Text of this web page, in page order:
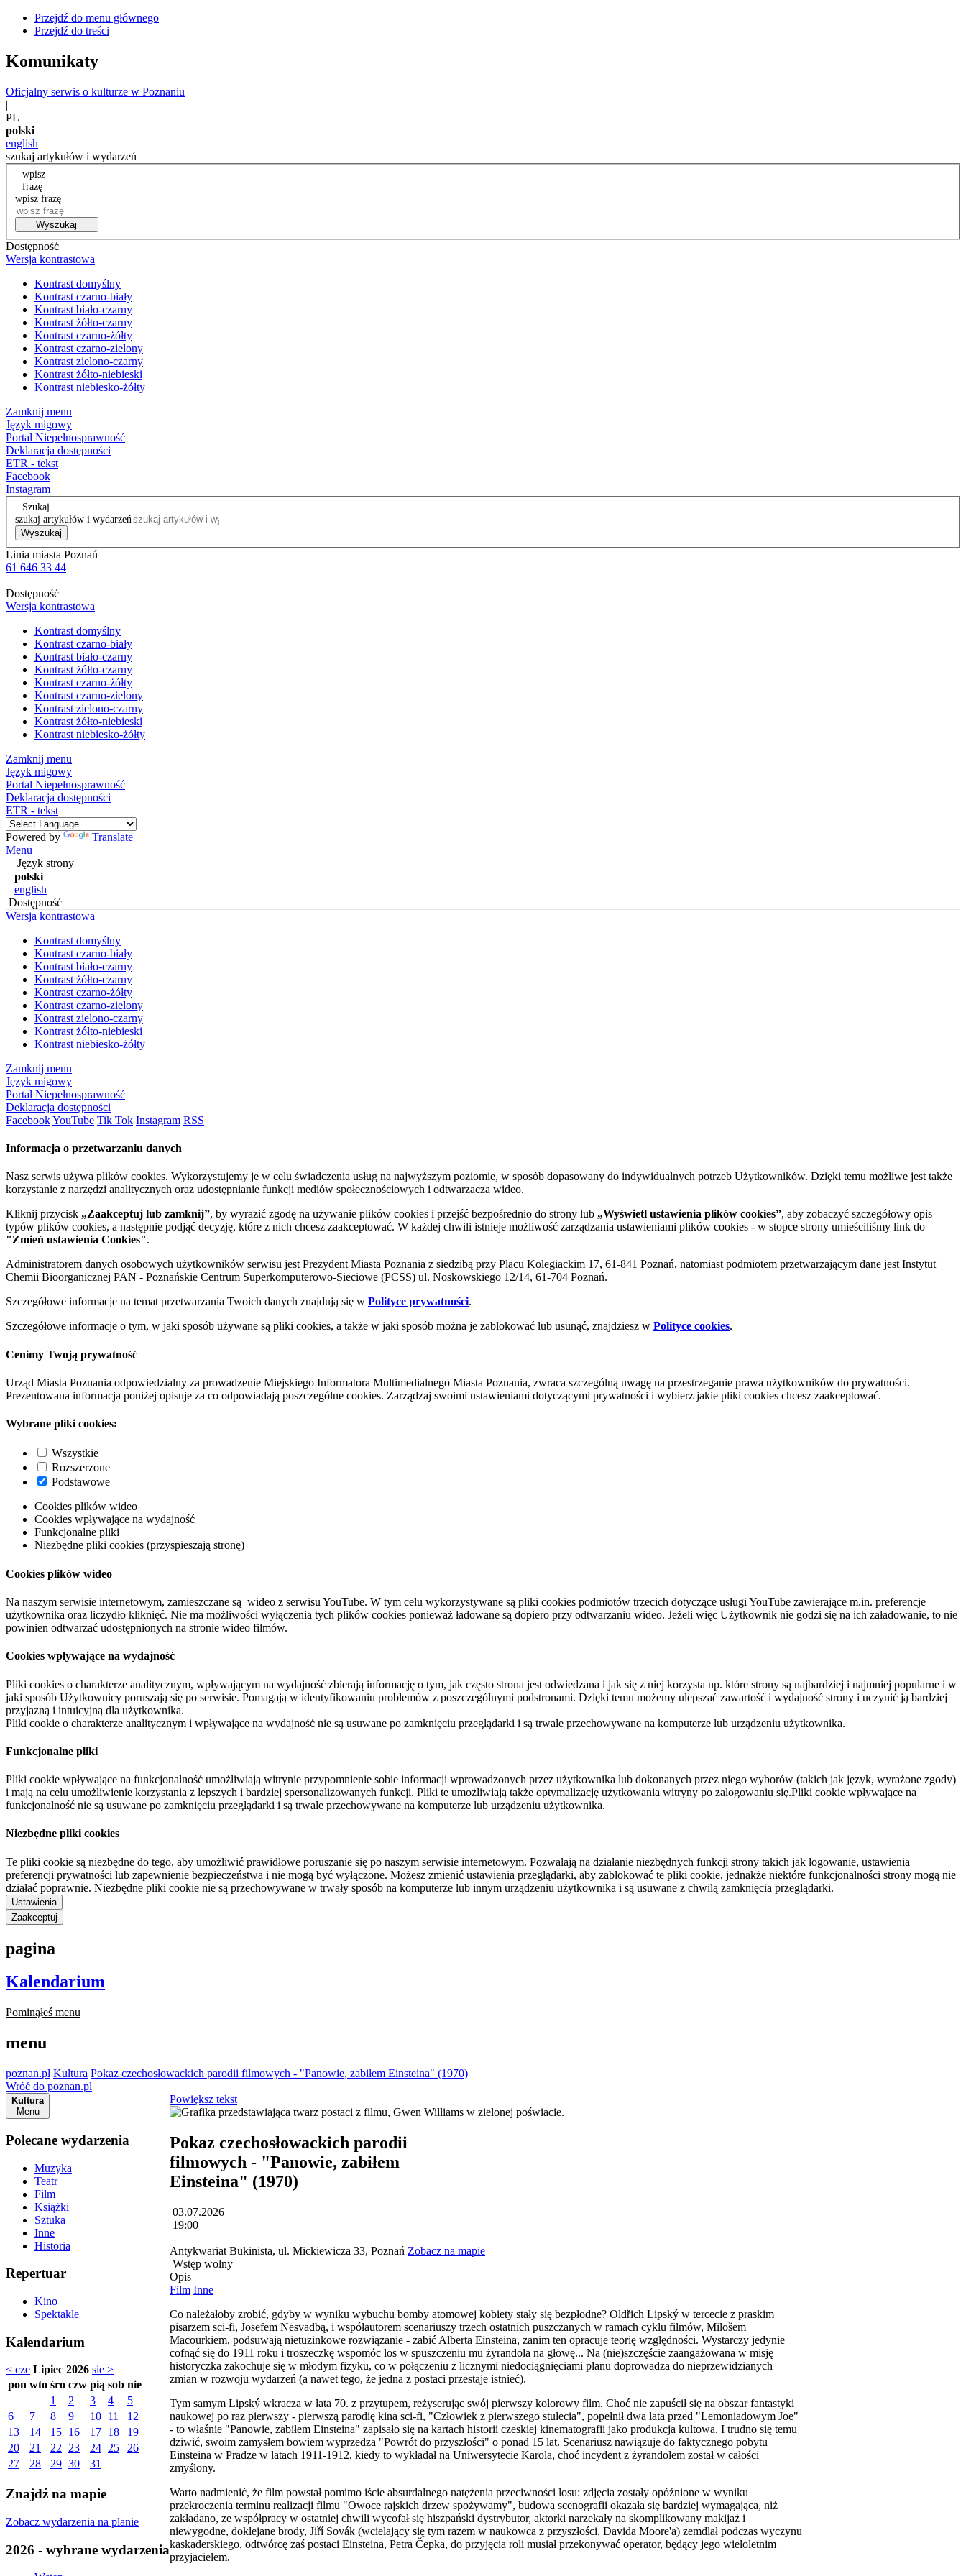
Przejdź do menu głównego
Przejdź do treści
Komunikaty
Oficjalny serwis o kulturze w Poznaniu
|
PL
polski
english
szukaj artykułów i wydarzeń
wpisz
frazę
wpisz frazę
Wyszukaj
Dostępność
Wersja kontrastowa
Kontrast domyślny
Kontrast czarno-biały
Kontrast biało-czarny
Kontrast żółto-czarny
Kontrast czarno-żółty
Kontrast czarno-zielony
Kontrast zielono-czarny
Kontrast żółto-niebieski
Kontrast niebiesko-żółty
Zamknij menu
Język migowy
Portal Niepełnosprawność
Deklaracja dostępności
ETR - tekst
Facebook
Instagram
Szukaj
szukaj artykułów i wydarzeń
Wyszukaj
Linia miasta Poznań
61 646 33 44
Dostępność
Wersja kontrastowa
Kontrast domyślny
Kontrast czarno-biały
Kontrast biało-czarny
Kontrast żółto-czarny
Kontrast czarno-żółty
Kontrast czarno-zielony
Kontrast zielono-czarny
Kontrast żółto-niebieski
Kontrast niebiesko-żółty
Zamknij menu
Język migowy
Portal Niepełnosprawność
Deklaracja dostępności
ETR - tekst
Powered by
Translate
Menu
Język strony
polski
english
Dostępność
Wersja kontrastowa
Kontrast domyślny
Kontrast czarno-biały
Kontrast biało-czarny
Kontrast żółto-czarny
Kontrast czarno-żółty
Kontrast czarno-zielony
Kontrast zielono-czarny
Kontrast żółto-niebieski
Kontrast niebiesko-żółty
Zamknij menu
Język migowy
Portal Niepełnosprawność
Deklaracja dostępności
FacebookYouTube Tik Tok Instagram RSS
Informacja o przetwarzaniu danych
Nasz serwis używa plików cookies. Wykorzystujemy je w celu świadczenia usług na najwyższym poziomie, w sposób dopasowany do indywidualnych potrzeb Użytkowników. Dzięki temu możliwe jest także
korzystanie z narzędzi analitycznych oraz udostępnianie funkcji mediów społecznościowych i odtwarzacza wideo.
Kliknij przycisk „Zaakceptuj lub zamknij”, by wyrazić zgodę na używanie plików cookies i przejść bezpośrednio do strony lub „Wyświetl ustawienia plików cookies”, aby zobaczyć szczegółowy opis
typów plików cookies, a następnie podjąć decyzję, które z nich chcesz zaakceptować. W każdej chwili istnieje możliwość zarządzania ustawieniami plików cookies - w stopce strony umieściliśmy link do
"Zmień ustawienia Cookies".
Administratorem danych osobowych użytkowników serwisu jest Prezydent Miasta Poznania z siedzibą przy Placu Kolegiackim 17, 61-841 Poznań, natomiast podmiotem przetwarzającym dane jest Instytut
Chemii Bioorganicznej PAN - Poznańskie Centrum Superkomputerowo-Sieciowe (PCSS) ul. Noskowskiego 12/14, 61-704 Poznań.
Szczegółowe informacje na temat przetwarzania Twoich danych znajdują się w Polityce prywatności.
Szczegółowe informacje o tym, w jaki sposób używane są pliki cookies, a także w jaki sposób można je zablokować lub usunąć, znajdziesz w Polityce cookies.
Cenimy Twoją prywatność
Urząd Miasta Poznania odpowiedzialny za prowadzenie Miejskiego Informatora Multimedialnego Miasta Poznania, zwraca szczególną uwagę na przestrzeganie prawa użytkowników do prywatności.
Prezentowana informacja poniżej opisuje za co odpowiadają poszczególne cookies. Zarządzaj swoimi ustawieniami dotyczącymi prywatności i wybierz jakie pliki cookies chcesz zaakceptować.
Wybrane pliki cookies:
Wszystkie
Rozszerzone
Podstawowe
Cookies plików wideo
Cookies wpływające na wydajność
Funkcjonalne pliki
Niezbędne pliki cookies (przyspieszają stronę)
Cookies plików wideo
Na naszym serwisie internetowym, zamieszczane są wideo z serwisu YouTube. W tym celu wykorzystywane są pliki cookies podmiotów trzecich dotyczące usługi YouTube zawierające m.in. preferencje
użytkownika oraz liczydło kliknięć. Nie ma możliwości wyłączenia tych plików cookies ponieważ ładowane są dopiero przy odtwarzaniu wideo. Jeżeli więc Użytkownik nie godzi się na ich załadowanie, to nie
powinien odtwarzać udostępnionych na stronie wideo filmów.
Cookies wpływające na wydajność
Pliki cookies o charakterze analitycznym, wpływającym na wydajność zbierają informację o tym, jak często strona jest odwiedzana i jak się z niej korzysta np. które strony są najbardziej i najmniej popularne i w
jaki sposób Użytkownicy poruszają się po serwisie. Pomagają w identyfikowaniu problemów z poszczególnymi podstronami. Dzięki temu możemy ulepszać zawartość i wydajność strony i uczynić ją bardziej
przyjazną i intuicyjną dla użytkownika.
Pliki cookie o charakterze analitycznym i wpływające na wydajność nie są usuwane po zamknięciu przeglądarki i są trwale przechowywane na komputerze lub urządzeniu użytkownika.
Funkcjonalne pliki
Pliki cookie wpływające na funkcjonalność umożliwiają witrynie przypomnienie sobie informacji wprowadzonych przez użytkownika lub dokonanych przez niego wyborów (takich jak język, wyrażone zgody)
i mają na celu umożliwienie korzystania z lepszych i bardziej spersonalizowanych funkcji. Pliki te umożliwiają także optymalizację użytkowania witryny po zalogowaniu się.Pliki cookie wpływające na
funkcjonalność nie są usuwane po zamknięciu przeglądarki i są trwale przechowywane na komputerze lub urządzeniu użytkownika.
Niezbędne pliki cookies
Te pliki cookie są niezbędne do tego, aby umożliwić prawidłowe poruszanie się po naszym serwisie internetowym. Pozwalają na działanie niezbędnych funkcji strony takich jak logowanie, ustawienia
preferencji prywatności lub zapewnienie bezpieczeństwa i nie mogą być wyłączone. Możesz zmienić ustawienia przeglądarki, aby zablokować te pliki cookie, jednakże niektóre funkcjonalności strony mogą nie
działać poprawnie. Niezbędne pliki cookie nie są przechowywane w trwały sposób na komputerze lub innym urządzeniu użytkownika i są usuwane z chwilą zamknięcia przeglądarki.
Ustawienia
Zaakceptuj
pagina
Kalendarium
Pominąłeś menu
menu
poznan.pl Kultura Pokaz czechosłowackich parodii filmowych - "Panowie, zabiłem Einsteina" (1970)
Wróć do poznan.pl
Kultura
Menu
Polecane wydarzenia
Muzyka
Teatr
Film
Książki
Sztuka
Inne
Historia
Repertuar
Kino
Spektakle
Kalendarium
< cze Lipiec 2026 sie >
pon wto śro czw pią sob nie
1
2 3 4
5
6
7 8 9 10 11
12
13
14 15 16 17 18
19
20
21 22 23 24 25
26
27
28 29 30 31
Znajdź na mapie
Zobacz wydarzenia na planie
2026 - wybrane wydarzenia
Powiększ tekst
Pokaz czechosłowackich parodii
filmowych - "Panowie, zabiłem
Einsteina" (1970)
03.07.2026
19:00
Antykwariat Bukinista, ul. Mickiewicza 33, Poznań Zobacz na mapie
Wstęp wolny
Opis
Film Inne
Co należałoby zrobić, gdyby w wyniku wybuchu bomby atomowej kobiety stały się bezpłodne? Oldřich Lipský w tercecie z praskim
pisarzem sci-fi, Josefem Nesvadbą, i współautorem scenariuszy trzech ostatnich puszczanych w ramach cyklu filmów, Milošem
Macourkiem, podsuwają nietuzinkowe rozwiązanie - zabić Alberta Einsteina, zanim ten opracuje teorię względności. Wystarczy jedynie
cofnąć się do 1911 roku i troszeczkę wspomóc los w spuszczeniu mu żyrandola na głowę... Na (nie)szczęście zaangażowana w misję
historyczka zakochuje się w młodym fizyku, co w połączeniu z licznymi niedociągnięciami planu doprowadza do nieprzewidzianych
zmian w rozwoju wydarzeń (a nawet tego, że jedna z postaci przestaje istnieć).
Tym samym Lipský wkracza w lata 70. z przytupem, reżyserując swój pierwszy kolorowy film. Choć nie zapuścił się na obszar fantastyki
naukowej po raz pierwszy - pierwszą parodię kina sci-fi, "Człowiek z pierwszego stulecia", popełnił dwa lata przed "Lemoniadowym Joe"
- to właśnie "Panowie, zabiłem Einsteina" zapisało się na kartach historii czeskiej kinematografii jako produkcja kultowa. I trudno się temu
dziwić, swoim zamysłem bowiem wyprzedza "Powrót do przyszłości" o ponad 15 lat. Scenariusz nawiązuje do faktycznego pobytu
Einsteina w Pradze w latach 1911-1912, kiedy to wykładał na Uniwersytecie Karola, choć incydent z żyrandolem został w całości
zmyślony.
Warto nadmienić, że film powstał pomimo iście absurdalnego natężenia przeciwności losu: zdjęcia zostały opóźnione w wyniku
przekroczenia terminu realizacji filmu "Owoce rajskich drzew spożywamy", budowa scenografii okazała się bardziej wymagająca, niż
zakładano, ze współpracy w ostatniej chwili wycofał się hiszpański dystrybutor, aktorki narzekały na skomplikowany makijaż i
niewygodne, doklejane brody, Jiří Sovák (wcielający się tym razem w naukowca z przyszłości, Davida Moore'a) zemdlał podczas wyczynu
kaskaderskiego, odtwórcę zaś postaci Einsteina, Petra Čepka, do przyjęcia roli musiał przekonywać operator, będący jego wieloletnim
przyjacielem.